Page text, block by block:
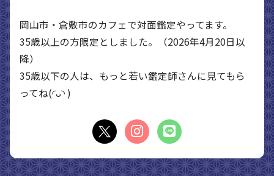
岡山市・倉敷市のカフェで対面鑑定やってます。
35歳以上の方限定としました。（2026年4月20日以
降）
35歳以下の人は、もっと若い鑑定師さんに見てもら
ってね(◜ᴗ◝ )